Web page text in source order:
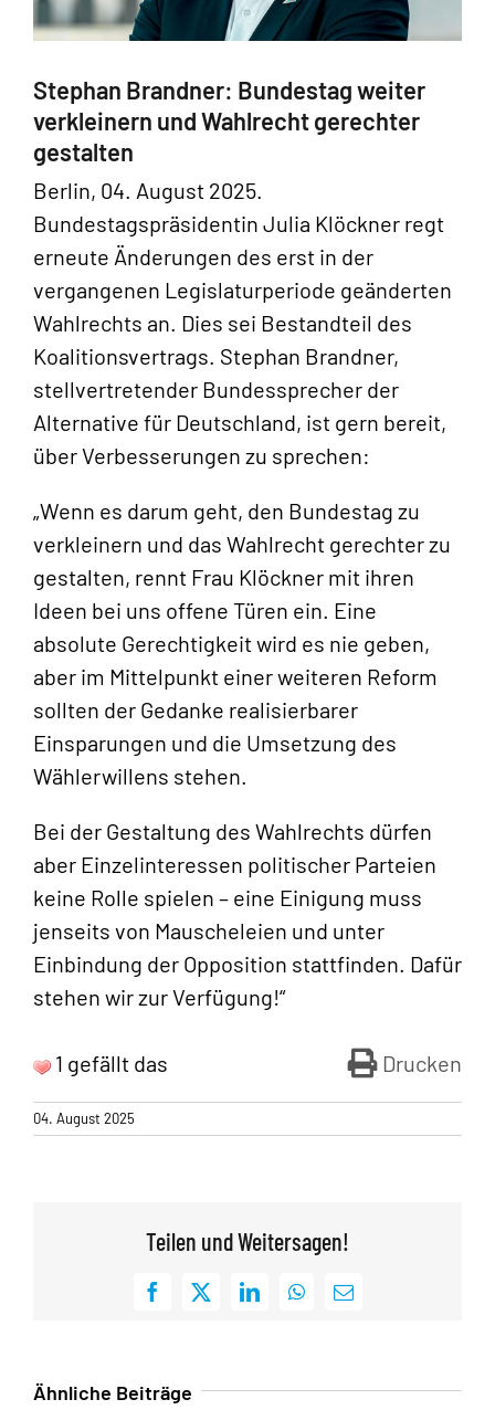
Stephan Brandner: Bundestag weiter
verkleinern und Wahlrecht gerechter
gestalten
Berlin, 04. August 2025.
Bundestagspräsidentin Julia Klöckner regt
erneute Änderungen des erst in der
vergangenen Legislaturperiode geänderten
Wahlrechts an. Dies sei Bestandteil des
Koalitionsvertrags. Stephan Brandner,
stellvertretender Bundessprecher der
Alternative für Deutschland, ist gern bereit,
über Verbesserungen zu sprechen:
„Wenn es darum geht, den Bundestag zu
verkleinern und das Wahlrecht gerechter zu
gestalten, rennt Frau Klöckner mit ihren
Ideen bei uns offene Türen ein. Eine
absolute Gerechtigkeit wird es nie geben,
aber im Mittelpunkt einer weiteren Reform
sollten der Gedanke realisierbarer
Einsparungen und die Umsetzung des
Wählerwillens stehen.
Bei der Gestaltung des Wahlrechts dürfen
aber Einzelinteressen politischer Parteien
keine Rolle spielen – eine Einigung muss
jenseits von Mauscheleien und unter
Einbindung der Opposition stattfinden. Dafür
stehen wir zur Verfügung!“
Drucken
1 gefällt das
04. August 2025
Teilen und Weitersagen!
Facebook
X LinkedInWhatsApp
E-
Ähnliche Beiträge